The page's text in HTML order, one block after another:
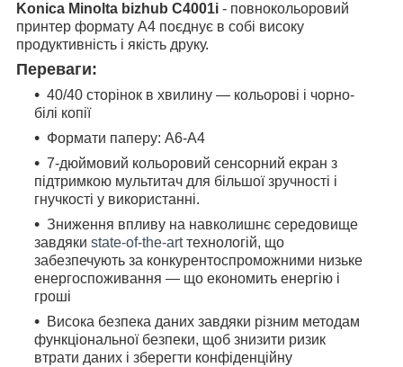
Konica Minolta bizhub C4001i - повнокольоровий
принтер формату A4 поєднує в собі високу
продуктивність і якість друку.
Переваги:
40/40 сторінок в хвилину ― кольорові і чорно-
білі копії
Формати паперу: A6-A4
7-дюймовий кольоровий сенсорний екран з
підтримкою мультитач для більшої зручності і
гнучкості у використанні.
Зниження впливу на навколишнє середовище
завдяки state-of-the-artтехнологій, що
забезпечують за конкурентоспроможними низьке
енергоспоживання ― що економить енергію і
гроші
Висока безпека даних завдяки різним методам
функціональної безпеки, щоб знизити ризик
втрати даних і зберегти конфіденційну